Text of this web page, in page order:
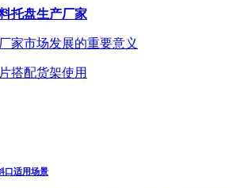
托盘生产厂家
家市场发展的重要意义
搭配货架使用
口适用场景